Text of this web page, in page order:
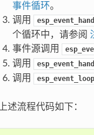
事件循环。
调用
个循环中，请参阅
事件源调用
调用
调用
上述流程代码如下：